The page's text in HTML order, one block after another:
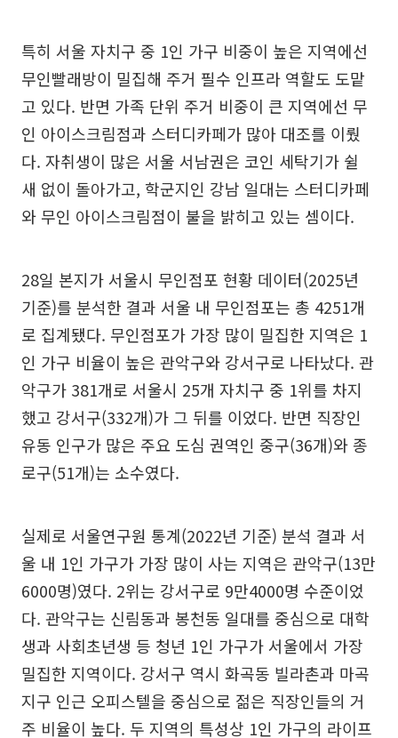
특히 서울 자치구 중 1인 가구 비중이 높은 지역에선
무인빨래방이 밀집해 주거 필수 인프라 역할도 도맡
고 있다. 반면 가족 단위 주거 비중이 큰 지역에선 무
인 아이스크림점과 스터디카페가 많아 대조를 이뤘
다. 자취생이 많은 서울 서남권은 코인 세탁기가 쉴
새 없이 돌아가고, 학군지인 강남 일대는 스터디카페
와 무인 아이스크림점이 불을 밝히고 있는 셈이다.
28일 본지가 서울시 무인점포 현황 데이터(2025년
기준)를 분석한 결과 서울 내 무인점포는 총 4251개
로 집계됐다. 무인점포가 가장 많이 밀집한 지역은 1
인 가구 비율이 높은 관악구와 강서구로 나타났다. 관
악구가 381개로 서울시 25개 자치구 중 1위를 차지
했고 강서구(332개)가 그 뒤를 이었다. 반면 직장인
유동 인구가 많은 주요 도심 권역인 중구(36개)와 종
로구(51개)는 소수였다.
실제로 서울연구원 통계(2022년 기준) 분석 결과 서
울 내 1인 가구가 가장 많이 사는 지역은 관악구(13만
6000명)였다. 2위는 강서구로 9만4000명 수준이었
다. 관악구는 신림동과 봉천동 일대를 중심으로 대학
생과 사회초년생 등 청년 1인 가구가 서울에서 가장
밀집한 지역이다. 강서구 역시 화곡동 빌라촌과 마곡
지구 인근 오피스텔을 중심으로 젊은 직장인들의 거
주 비율이 높다. 두 지역의 특성상 1인 가구의 라이프